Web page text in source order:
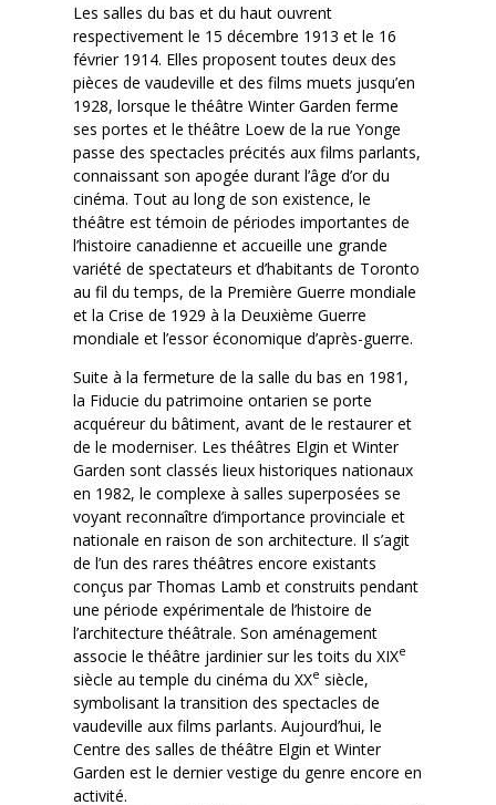
Les salles du bas et du haut ouvrent
respectivement le 15 décembre 1913 et le 16
février 1914. Elles proposent toutes deux des
pièces de vaudeville et des films muets jusqu’en
1928, lorsque le théâtre Winter Garden ferme
ses portes et le théâtre Loew de la rue Yonge
passe des spectacles précités aux films parlants,
connaissant son apogée durant l’âge d’or du
cinéma. Tout au long de son existence, le
théâtre est témoin de périodes importantes de
l’histoire canadienne et accueille une grande
variété de spectateurs et d’habitants de Toronto
au fil du temps, de la Première Guerre mondiale
et la Crise de 1929 à la Deuxième Guerre
mondiale et l’essor économique d’après-guerre.
Suite à la fermeture de la salle du bas en 1981,
la Fiducie du patrimoine ontarien se porte
acquéreur du bâtiment, avant de le restaurer et
de le moderniser. Les théâtres Elgin et Winter
Garden sont classés lieux historiques nationaux
en 1982, le complexe à salles superposées se
voyant reconnaître d’importance provinciale et
nationale en raison de son architecture. Il s’agit
de l’un des rares théâtres encore existants
conçus par Thomas Lamb et construits pendant
une période expérimentale de l’histoire de
l’architecture théâtrale. Son aménagement
associe le théâtre jardinier sur les toits du XIXe
siècle au temple du cinéma du XXe siècle,
symbolisant la transition des spectacles de
vaudeville aux films parlants. Aujourd’hui, le
Centre des salles de théâtre Elgin et Winter
Garden est le dernier vestige du genre encore en
activité.